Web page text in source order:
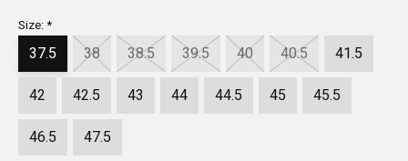
Size:*
37.5 38 38.5 39.5 40 40.5
41.5
42
42.5 43 44 44.5 45
45.5
46.5
47.5